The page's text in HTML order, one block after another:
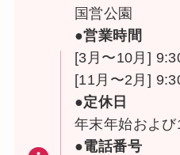
国営公園
●営業時間
[3月〜10月]
[11月〜2月]
●定休日
年末年始および
●電話番号